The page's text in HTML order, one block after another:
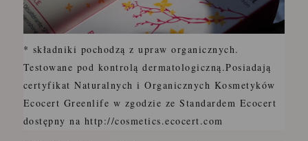
* składniki pochodzą z upraw organicznych.
Testowane pod kontrolą dermatologiczną.Posiadają
certyfikat Naturalnych i Organicznych Kosmetyków
Ecocert Greenlife w zgodzie ze Standardem Ecocert
dostępny na http://cosmetics.ecocert.com